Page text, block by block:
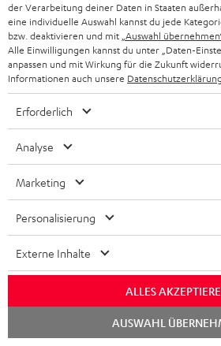
Downloads und Service
D
o
k
u
m
Bedienungsanleitung:
Konformitätserklärung:
r
der Verarbeitung deiner Daten in Staaten
eine individuelle Auswahl kannst du jede
bzw. deaktivieren und mit „Auswahl
Alle Einwilligungen kannst du unter „Daten-
anpassen und mit Wirkung für die Zukunft
Informationen auch unsere Datenschutzerklärung
Erforderlich
Analyse
Marketing
Personalisierung
Externe Inhalte
ALLES
AUSWAHL